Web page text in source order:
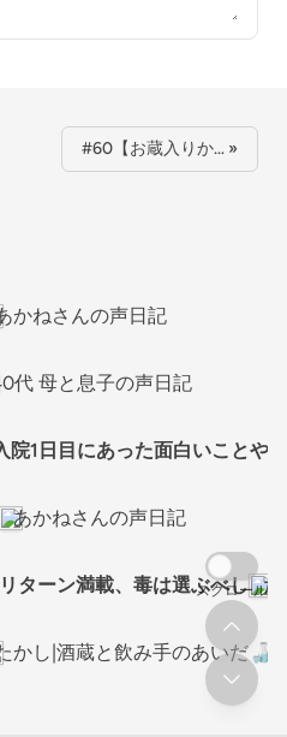
#60【お蔵入りか… »
かねさんの声日記
代 母と息子の声日記
1日目にあった面白いことや
あかねさんの声日記
ターン満載、毒は選ぶべし た
かし|酒蔵と飲み手のあいだ🍶
スクロール